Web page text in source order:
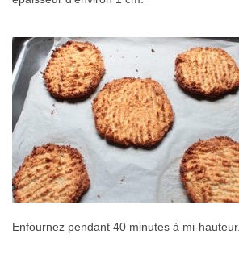
Enfournez pendant 40 minutes à mi-hauteur.